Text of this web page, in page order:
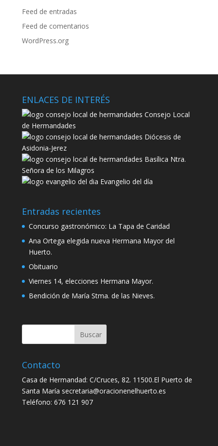
Feed de entradas
Feed de comentarios
WordPress.org
ENLACES DE INTERÉS
Consejo Local
de Hermandades
Diócesis de
Asidonia-Jerez
Basílica Ntra.
Señora de los Milagros
Evangelio del día
Entradas recientes
Concurso gastronómico: La Tapa de Caridad
Ana Ortega elegida nueva Hermana Mayor del
Huerto.
Obituario
Viernes 14, elecciones Hermana Mayor.
Bendición de María Stma. de las Nieves.
Contacto
Casa de Hermandad: C/Cruces, 82. 11500.El Puerto de
Santa María secretaria@oracionenelhuerto.es
Teléfono: 676 121 907